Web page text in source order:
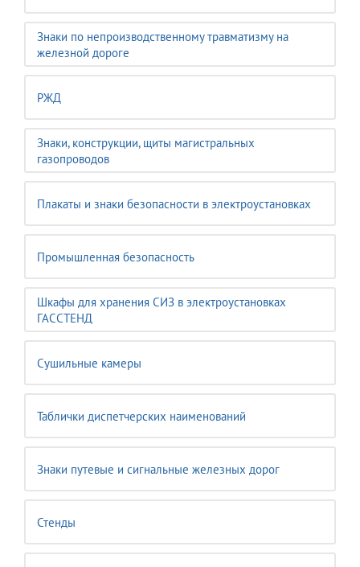
Знаки по непроизводственному травматизму на
железной дороге
РЖД
Знаки, конструкции, щиты магистральных
газопроводов
Плакаты и знаки безопасности в электроустановках
Промышленная безопасность
Шкафы для хранения СИЗ в электроустановках
ГАССТЕНД
Сушильные камеры
Таблички диспетчерских наименований
Знаки путевые и сигнальные железных дорог
Стенды